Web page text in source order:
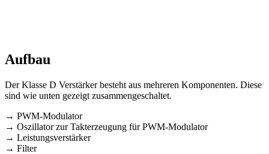
Aufbau
Der Klasse D Verstärker besteht aus mehreren Komponenten. Diese
sind wie unten gezeigt zusammengeschaltet.
→ PWM-Modulator
→ Oszillator zur Takterzeugung für PWM-Modulator
→ Leistungsverstärker
→ Filter